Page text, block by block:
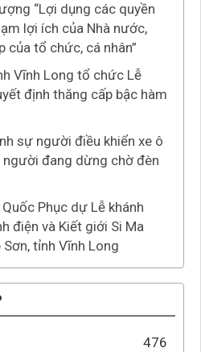
“Lợi dụng các quyền
lợi ích của Nhà nước,
của tổ chức, cá nhân”
Vĩnh Long tổ chức Lễ
định thăng cấp bậc hàm
sự người điều khiển xe ô
đang dừng chờ đèn
Phục dự Lễ khánh
điện và Kiết giới Si Ma
Sơn, tỉnh Vĩnh Long
476